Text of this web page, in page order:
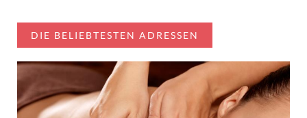
DIE BELIEBTESTEN ADRESSEN